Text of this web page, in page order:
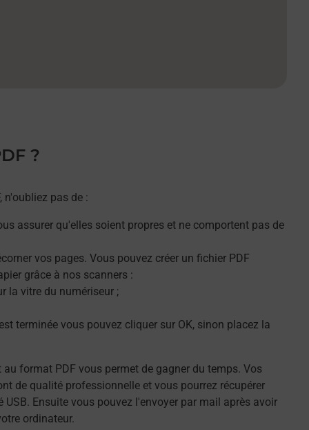
?
n'oubliez pas de :
assurer qu'elles soient propres et ne comportent pas de
vos pages. Vous pouvez créer un fichier PDF
grâce à nos scanners :
la vitre du numériseur ;
terminée vous pouvez cliquer sur OK, sinon placez la
format PDF vous permet de gagner du temps. Vos
de qualité professionnelle et vous pourrez récupérer
Ensuite vous pouvez l'envoyer par mail après avoir
ordinateur.